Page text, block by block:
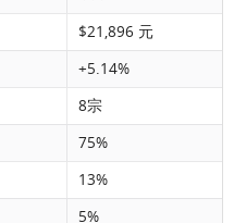
$21,896 元
+5.14%
8宗
75%
13%
5%